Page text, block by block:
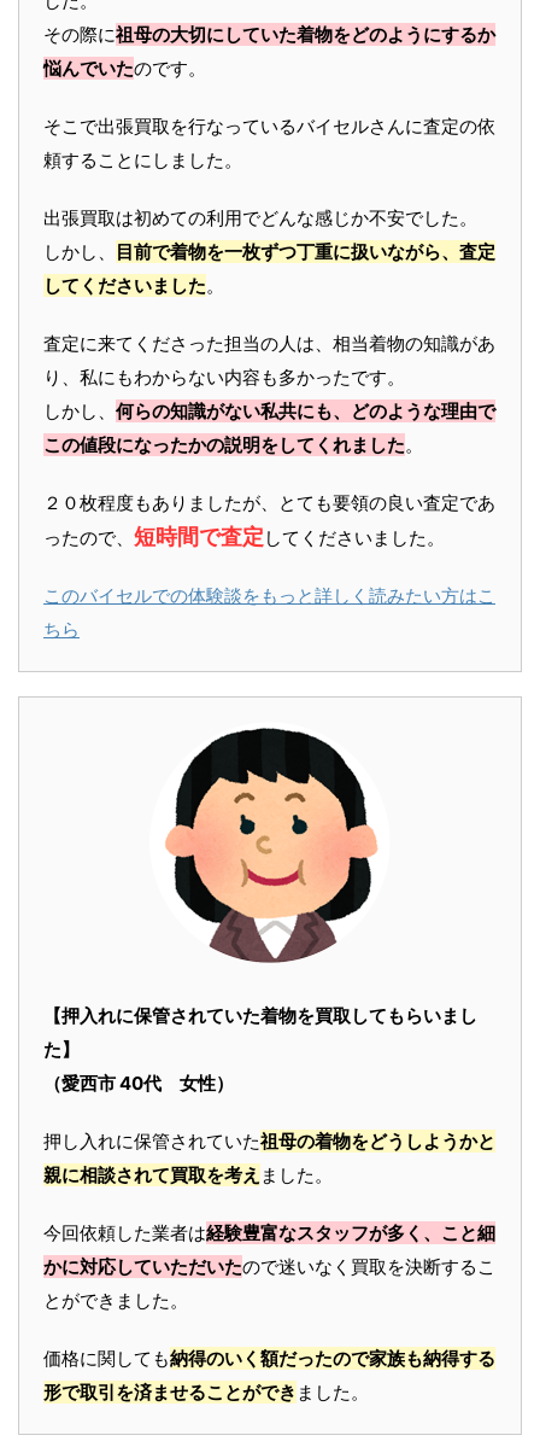
その際に祖母の大切にしていた着物をどのようにするか
悩んでいたのです。
そこで出張買取を行なっているバイセルさんに査定の依
頼することにしました。
出張買取は初めての利用でどんな感じか不安でした。
しかし、
目前で着物を一枚ずつ丁重に扱いながら、査定
してくださいました。
査定に来てくださった担当の人は、相当着物の知識があ
り、私にもわからない内容も多かったです。
しかし、 何らの知識がない私共にも、どのような理由で
この値段になったかの説明をしてくれました。
２０枚程度もありましたが、とても要領の良い査定であ
ったので、 短時間で査定 してくださいました。
このバイセルでの体験談をもっと詳しく読みたい方はこ
ちら
【押入れに保管されていた着物を買取してもらいまし
た】
（愛西市 40代 女性）
押し入れに保管されていた祖母の着物をどうしようかと
親に相談されて買取を考え ました。
今回依頼した業者は経験豊富なスタッフが多く、こと細
かに対応していただいたので迷いなく買取を決断するこ
とができました。
価格に関しても納得のいく額だったので家族も納得する
形で取引を済ませることができ ました。